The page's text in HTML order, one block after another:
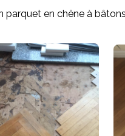
parquet en chêne à